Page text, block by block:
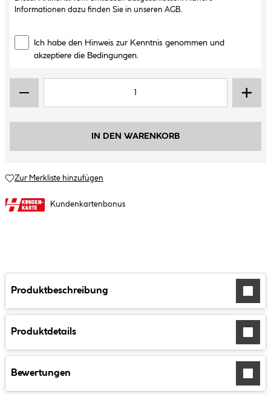
Informationen dazu finden Sie in unseren AGB
Ich habe den Hinweis zur Kenntnis genommen und
akzeptiere die Bedingungen.
IN DEN WARENKORB
Zur Merkliste hinzufügen
Kundenkartenbonus
Produktbeschreibung
Produktdetails
Bewertungen